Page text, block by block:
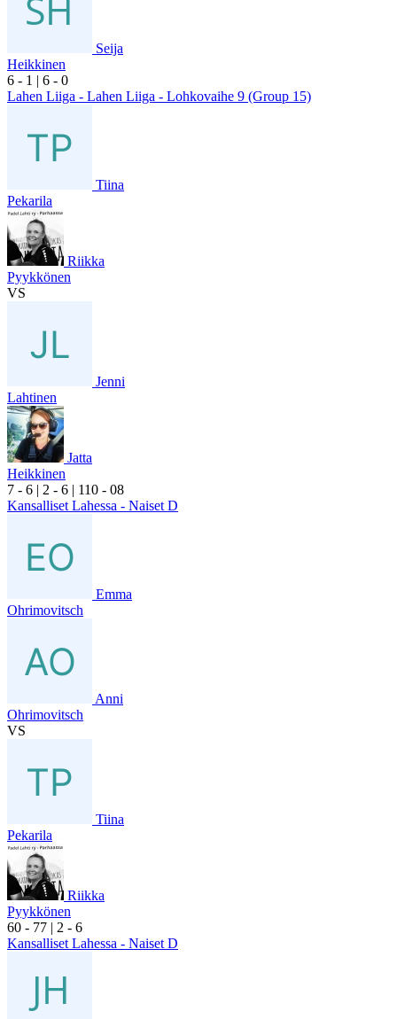
Seija
Heikkinen
6 - 1 | 6 - 0
Lahen Liiga - Lahen Liiga - Lohkovaihe 9 (Group 15)
Tiina
Pekarila
Riikka
Pyykkönen
VS
Jenni
Lahtinen
Jatta
Heikkinen
7 - 6 | 2 - 6 | 110 - 08
Kansalliset Lahessa - Naiset D
Emma
Ohrimovitsch
Anni
Ohrimovitsch
VS
Tiina
Pekarila
Riikka
Pyykkönen
60 - 77 | 2 - 6
Kansalliset Lahessa - Naiset D